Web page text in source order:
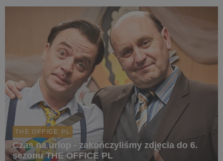
THE OFFICE PL
Czas na urlop - zakończyliśmy zdjęcia do 6.
sezonu THE OFFICE PL